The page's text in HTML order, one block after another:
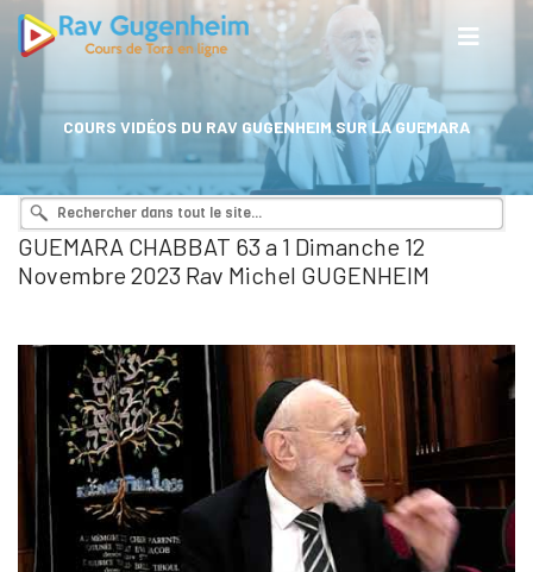
COURS VIDÉOS DU RAV GUGENHEIM SUR LA GUEMARA
GUEMARA CHABBAT 63 a 1 Dimanche 12
Novembre 2023 Rav Michel GUGENHEIM